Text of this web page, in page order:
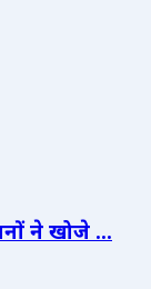
ने खोजे ...